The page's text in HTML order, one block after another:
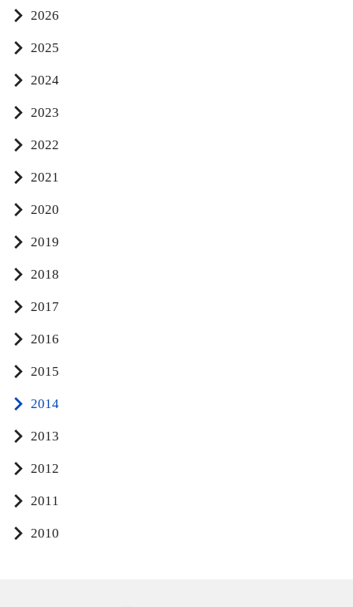
2026
2025
2024
2023
2022
2021
2020
2019
2018
2017
2016
2015
2014
2013
2012
2011
2010